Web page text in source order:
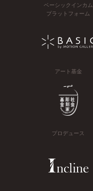
ベーシックインカム
プラットフォーム
アート基金
プロデュース